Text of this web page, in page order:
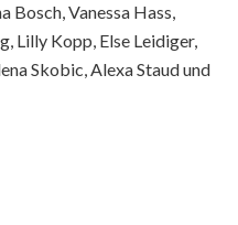
Bosch, Vanessa Hass,
Lilly Kopp, Else Leidiger,
Skobic, Alexa Staud und